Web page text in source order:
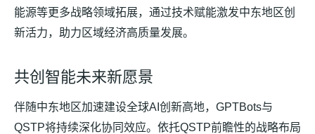
能源等更多战略领域拓展，通过技术赋能激发中东地区创
新活力，助力区域经济高质量发展。
共创智能未来新愿景
伴随中东地区加速建设全球AI创新高地，GPTBots与
QSTP将持续深化协同效应。依托QSTP前瞻性的战略布局